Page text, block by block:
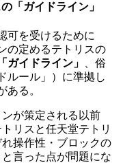
「ガイドライン」
可を受けるために
の定めるテトリスの
「ガイドライン」
、俗
ルール」）に準拠し
ある。
が策定される以前
リスと任天堂テトリ
操作性・ブロックの
言った点が問題にな